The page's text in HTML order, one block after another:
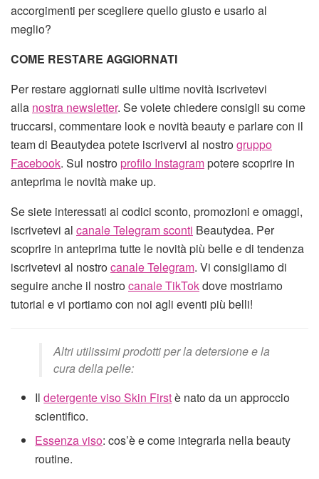
accorgimenti per scegliere quello giusto e usarlo al
meglio?
COME RESTARE AGGIORNATI
Per restare aggiornati sulle ultime novità iscrivetevi
alla nostra newsletter. Se volete chiedere consigli su come
truccarsi, commentare look e novità beauty e parlare con il
team di Beautydea potete iscrivervi al nostrogruppo
Facebook. Sul nostroprofilo Instagrampotere scoprire in
anteprima le novità make up.
Se siete interessati ai codici sconto, promozioni e omaggi,
iscrivetevi al canale Telegram sconti Beautydea. Per
scoprire in anteprima tutte le novità più belle e di tendenza
iscrivetevi al nostrocanale Telegram. Vi consigliamo di
seguire anche il nostrocanale TikTokdove mostriamo
tutorial e vi portiamo con noi agli eventi più belli!
Altri utilissimi prodotti per la detersione e la
cura della pelle:
Ildetergente viso Skin Firstè nato da un approccio
scientifico.
Essenza viso: cos’è e come integrarla nella beauty
routine.